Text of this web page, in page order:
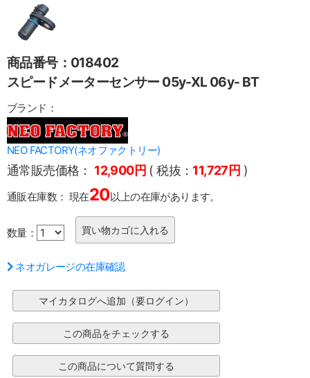
商品番号：018402
スピードメーターセンサー 05y-XL 06y- BT
ブランド：
NEO FACTORY(ネオファクトリー)
通常販売価格： 12,900円 ( 税抜： 11,727円 )
通販在庫数： 現在20以上の在庫があります。
数量：
ネオガレージの在庫確認